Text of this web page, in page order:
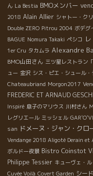
ん La Bestia BMOメンバー
2018 Alain Allier シャトー・ク
Double ZERO Pitrou 2004 ボデグ
BAGUE Nomura Takaki ペシコ
1er Cru タカムラ Alexandre
BMO山田さん 三ツ星レストラン
ュー 金沢 シス・ピエ・シュール
Chateaubriand Morgon2017
FREDERIC ET ARNAUD
Inspiré 息子のマリウス 川村さん
レグリエール ミッシェル
san ドメーヌ・ジャン・クロ
Vendange 2018 Aligoté Derain et
ボルドー夜景 Bistro Coinstot
Philippe Tessier キューヴェ・
Cuvée Voilà Covert Garden シー